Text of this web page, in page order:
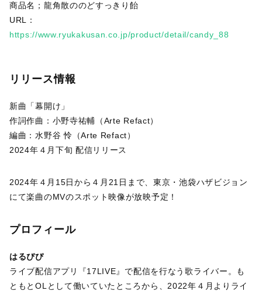
商品名；龍角散ののどすっきり飴
URL：
https://www.ryukakusan.co.jp/product/detail/candy_88
リリース情報
新曲「幕開け」
作詞作曲：小野寺祐輔（Arte Refact）
編曲：水野谷 怜（Arte Refact）
2024年４月下旬 配信リリース
2024年４月15日から４月21日まで、東京・池袋ハザビジョン
にて楽曲のMVのスポット映像が放映予定！
プロフィール
はるぴぴ
ライブ配信アプリ『17LIVE』で配信を行なう歌ライバー。も
ともとOLとして働いていたところから、2022年４月よりライ